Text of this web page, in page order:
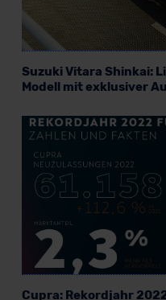
Suzuki Vitara Shinkai:
Modell mit exklusiver
Cupra: Rekordjahr